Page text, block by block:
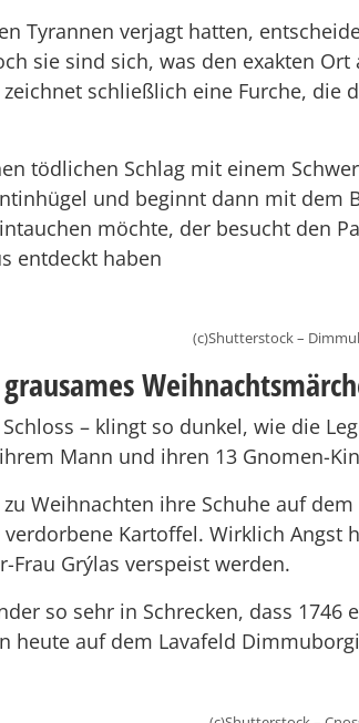
Tyrannen verjagt hatten,
sie sind sich, was den exakten
schließlich eine Furche,
tödlichen Schlag mit einem
und beginnt dann mit
möchte, der besucht den
entdeckt haben
(c)Shutterstock –
– klingt so dunkel, wie die
Mann und ihren 13 Gnomen-
Weihnachten ihre Schuhe auf
Kartoffel. Wirklich
Grýlas verspeist werden.
so sehr in Schrecken, dass
heute auf dem Lavafeld